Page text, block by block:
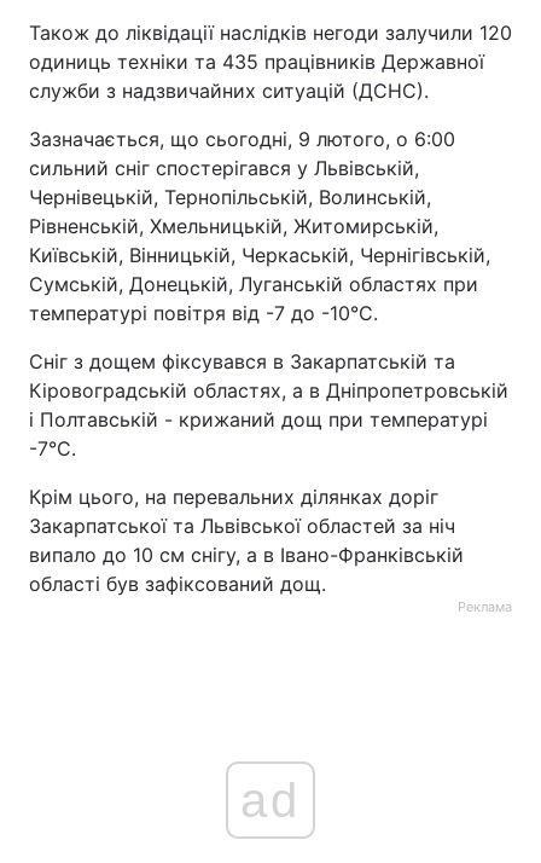
Також до ліквідації наслідків негоди залучили 120
одиниць техніки та 435 працівників Державної
служби з надзвичайних ситуацій (ДСНС).
Зазначається, що сьогодні, 9 лютого, о 6:00
сильний сніг спостерігався у Львівській,
Чернівецькій, Тернопільській, Волинській,
Рівненській, Хмельницькій, Житомирській,
Київській, Вінницькій, Черкаській, Чернігівській,
Сумській, Донецькій, Луганській областях при
температурі повітря від -7 до -10°С.
Сніг з дощем фіксувався в Закарпатській та
Кіровоградській областях, а в Дніпропетровській
і Полтавській - крижаний дощ при температурі
-7°С.
Крім цього, на перевальних ділянках доріг
Закарпатської та Львівської областей за ніч
випало до 10 см снігу, а в Івано-Франківській
області був зафіксований дощ.
Реклама
ad